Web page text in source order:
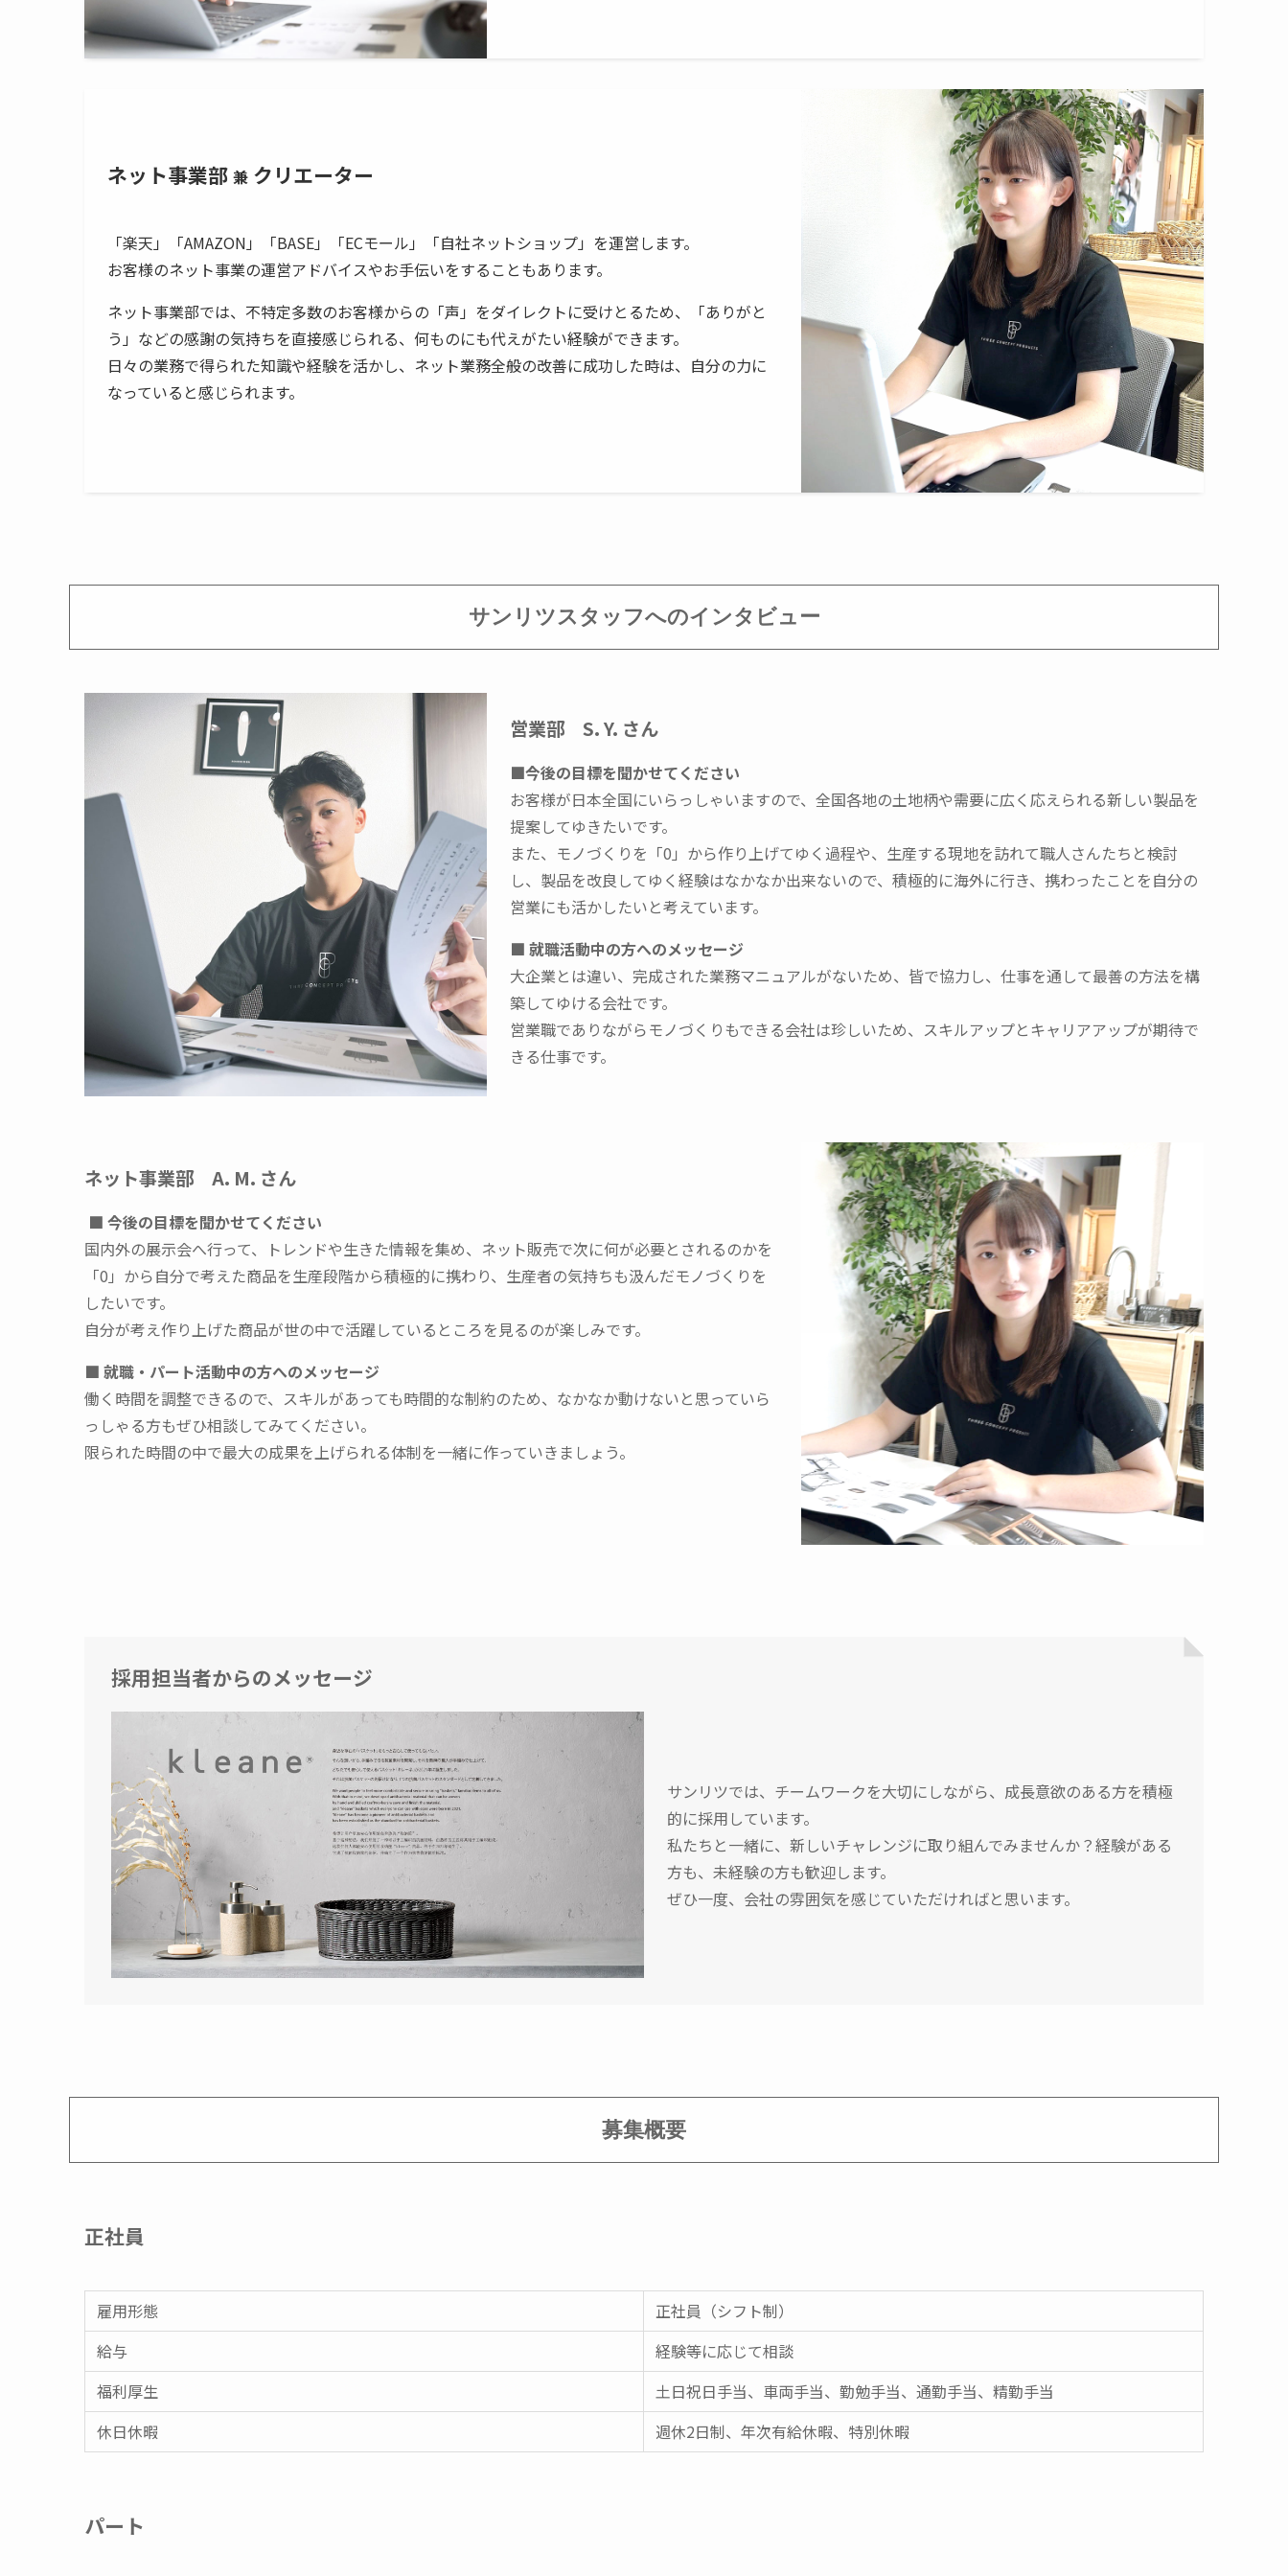
ネット事業部 兼 クリエーター
「楽天」「AMAZON」「BASE」「ECモール」「自社ネットショップ」を運営します。
お客様のネット事業の運営アドバイスやお手伝いをすることもあります。
ネット事業部では、不特定多数のお客様からの「声」をダイレクトに受けとるため、「ありがと
う」などの感謝の気持ちを直接感じられる、何ものにも代えがたい経験ができます。
日々の業務で得られた知識や経験を活かし、ネット業務全般の改善に成功した時は、自分の力に
なっていると感じられます。
サンリツスタッフへのインタビュー
営業部 S. Y. さん
■今後の目標を聞かせてください
お客様が日本全国にいらっしゃいますので、全国各地の土地柄や需要に広く応えられる新しい製品を
提案してゆきたいです。
また、モノづくりを「0」から作り上げてゆく過程や、生産する現地を訪れて職人さんたちと検討
し、製品を改良してゆく経験はなかなか出来ないので、積極的に海外に行き、携わったことを自分の
営業にも活かしたいと考えています。
■ 就職活動中の方へのメッセージ
大企業とは違い、完成された業務マニュアルがないため、皆で協力し、仕事を通して最善の方法を構
築してゆける会社です。
営業職でありながらモノづくりもできる会社は珍しいため、スキルアップとキャリアアップが期待で
きる仕事です。
ネット事業部 A. M. さん
■ 今後の目標を聞かせてください
国内外の展示会へ行って、トレンドや生きた情報を集め、ネット販売で次に何が必要とされるのかを
「0」から自分で考えた商品を生産段階から積極的に携わり、生産者の気持ちも汲んだモノづくりを
したいです。
自分が考え作り上げた商品が世の中で活躍しているところを見るのが楽しみです。
■ 就職・パート活動中の方へのメッセージ
働く時間を調整できるので、スキルがあっても時間的な制約のため、なかなか動けないと思っていら
っしゃる方もぜひ相談してみてください。
限られた時間の中で最大の成果を上げられる体制を一緒に作っていきましょう。
採用担当者からのメッセージ
サンリツでは、チームワークを大切にしながら、成長意欲のある方を積極
的に採用しています。
私たちと一緒に、新しいチャレンジに取り組んでみませんか？経験がある
方も、未経験の方も歓迎します。
ぜひ一度、会社の雰囲気を感じていただければと思います。
募集概要
正社員
雇用形態
正社員（シフト制）
給与
経験等に応じて相談
福利厚生
⼟⽇祝⽇⼿当、⾞両⼿当、勤勉⼿当、通勤⼿当、精勤⼿当
休日休暇
週休2日制、年次有給休暇、特別休暇
パート